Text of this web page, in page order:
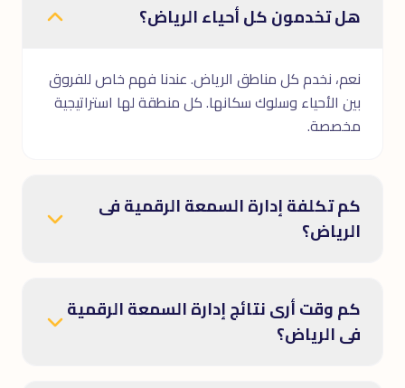
هل تخدمون كل أحياء الرياض؟
نعم، نخدم كل مناطق الرياض. عندنا فهم خاص للفروق
بين الأحياء وسلوك سكانها. كل منطقة لها استراتيجية
مخصصة.
كم تكلفة إدارة السمعة الرقمية فى
الرياض؟
كم وقت أرى نتائج إدارة السمعة الرقمية
فى الرياض؟